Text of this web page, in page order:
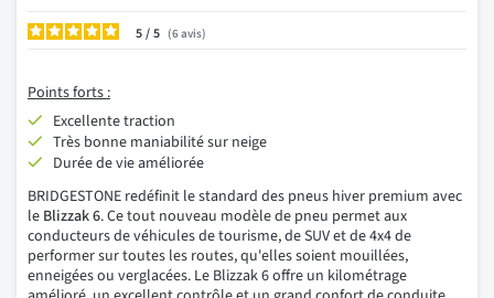
5/ 6avis
Points forts :
Excellente traction
Très bonne maniabilité sur neige
Durée de vie améliorée
BRIDGESTONE redéfinit le standard des pneus hiver premium avec
le Blizzak 6. Ce tout nouveau modèle de pneu permet aux
conducteurs de véhicules de tourisme, de SUV et de 4x4 de
performer sur toutes les routes, qu'elles soient mouillées,
enneigées ou verglacées. Le Blizzak 6 offre un kilométrage